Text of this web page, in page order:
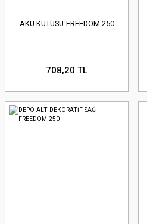
AKÜ KUTUSU-FREEDOM 250
708,20 TL